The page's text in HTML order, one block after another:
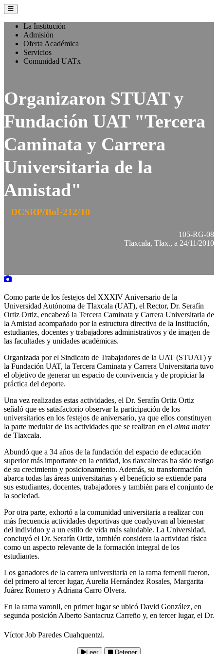
La Institución
Admisión
Oferta Académica
Servicios
Comunidad UATx
Organizaron STUAT y
Fundación UAT "Tercera
Caminata y Carrera
Universitaria de la
Amistad"
DCSRP/Bol-212/10
105-RG-08
Tlaxcala, Tlax., a 24/11/2010
Como parte de los festejos del XXXlV Aniversario de la
Universidad Autónoma de Tlaxcala (UAT), el Rector, Dr. Serafín
Ortiz Ortiz, encabezó la Tercera Caminata y Carrera Universitaria de
la Amistad acompañado por la estructura directiva de la Institución,
estudiantes, docentes y trabajadores administrativos y de imagen de
las facultades y unidades académicas.
Organizada por el Sindicato de Trabajadores de la UAT (STUAT) y
la Fundación UAT, la Tercera Caminata y Carrera Universitaria tuvo
el objetivo de generar un espacio de convivencia y de propiciar la
práctica del deporte.
Una vez realizadas estas actividades, el Dr. Serafín Ortiz Ortiz
señaló que es satisfactorio observar la participación de los
universitarios en los festejos de aniversario, ya que ellos constituyen
la parte medular de las actividades que se realizan en el alma mater
de Tlaxcala.
Abundó que a 34 años de la fundación del espacio de educación
superior más importante en la entidad, los tlaxcaltecas ha sido testigo
de su crecimiento y posicionamiento. Además, su transformación
abarca todas las áreas universitarias y el beneficio se extiende para
sus estudiantes, docentes, trabajadores y también para el conjunto de
la sociedad.
Por otra parte, exhortó a la comunidad universitaria a realizar con
más frecuencia actividades deportivas que coadyuvan al bienestar
del individuo y a un estilo de vida más saludable. La Universidad,
concluyó el Dr. Serafín Ortiz, también considera la actividad física
como un aspecto relevante de la formación integral de los
estudiantes.
Los ganadores de la carrera universitaria en la rama femenil fueron,
del primero al tercer lugar, Aurelia Hernández Rosales, Margarita
Juárez Romero y Adriana Carro Olvera.
En la rama varonil, en primer lugar se ubicó David González, en
segunda posición Alberto Santacruz Carreño y, en tercer lugar, el Dr.
Víctor Job Paredes Cuahquentzi.
Leer Detener